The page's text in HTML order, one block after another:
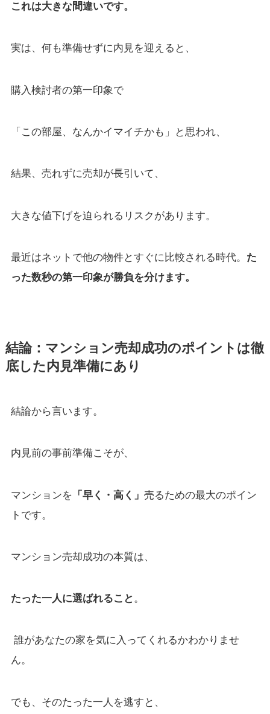
これは大きな間違いです。
実は、何も準備せずに内見を迎えると、
購入検討者の第一印象で
「この部屋、なんかイマイチかも」と思われ、
結果、売れずに売却が長引いて、
大きな値下げを迫られるリスクがあります。
最近はネットで他の物件とすぐに比較される時代。 た
った数秒の第一印象が勝負を分けます。
結論：マンション売却成功のポイントは徹
底した内見準備にあり
結論から言います。
内見前の事前準備こそが、
マンションを 「早く・高く」 売るための最大のポイン
トです。
マンション売却成功の本質は、
たった一人に選ばれること 。
誰があなたの家を気に入ってくれるかわかりませ
ん。
でも、そのたった一人を逃すと、